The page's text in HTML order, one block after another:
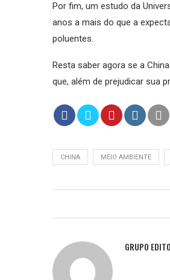
Por fim, um estudo da
anos a mais do que a
poluentes.
Resta saber agora se a
que, além de prejudicar sua
CHINA MEIO AMBIENTE
GRUPO